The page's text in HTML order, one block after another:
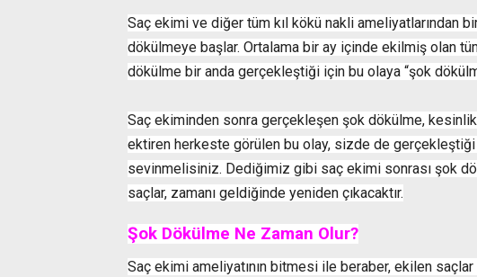
Saç ekimi ve diğer tüm kıl kökü nakli ameliyatlarından
dökülmeye başlar. Ortalama bir ay içinde ekilmiş olan
dökülme bir anda gerçekleştiği için bu olaya “şok
Saç ekiminden sonra gerçekleşen şok dökülme,
ektiren herkeste görülen bu olay, sizde de
sevinmelisiniz. Dediğimiz gibi saç ekimi sonrası şok
saçlar, zamanı geldiğinde yeniden çıkacaktır.
Şok Dökülme Ne Zaman Olur?
Saç ekimi ameliyatının bitmesi ile beraber, ekilen